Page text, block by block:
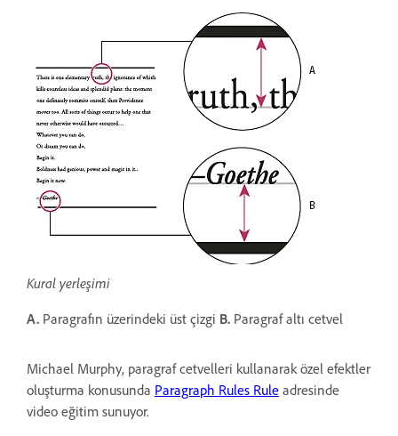
Kural yerleşimi
A. Paragrafın üzerindeki üst çizgi B. Paragraf altı cetvel
Michael Murphy, paragraf cetvelleri kullanarak özel efektler
oluşturma konusunda Paragraph Rules Rule adresinde
video eğitim sunuyor.